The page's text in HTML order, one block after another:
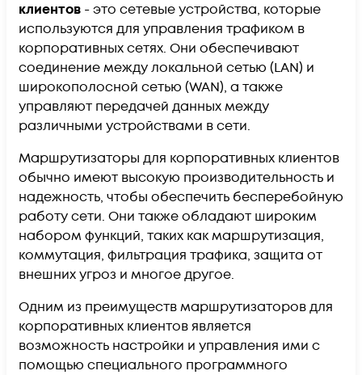
клиентов - это сетевые устройства, которые
используются для управления трафиком в
корпоративных сетях. Они обеспечивают
соединение между локальной сетью (LAN) и
широкополосной сетью (WAN), а также
управляют передачей данных между
различными устройствами в сети.
Маршрутизаторы для корпоративных клиентов
обычно имеют высокую производительность и
надежность, чтобы обеспечить бесперебойную
работу сети. Они также обладают широким
набором функций, таких как маршрутизация,
коммутация, фильтрация трафика, защита от
внешних угроз и многое другое.
Одним из преимуществ маршрутизаторов для
корпоративных клиентов является
возможность настройки и управления ими с
помощью специального программного